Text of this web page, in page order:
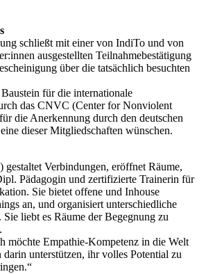
schließt mit einer von IndiTo und von
ausgestellten Teilnahmebestätigung
über die tatsächlich besuchten
für die internationale
das CNVC (Center for Nonviolent
die Anerkennung durch den deutschen
dieser Mitgliedschaften wünschen.
Verbindungen, eröffnet Räume,
Pädagogin und zertifizierte Trainerin für
Sie bietet offene und Inhouse
an, und organisiert unterschiedliche
Sie liebt es Räume der Begegnung zu
möchte Empathie-Kompetenz in die Welt
unterstützen, ihr volles Potential zu